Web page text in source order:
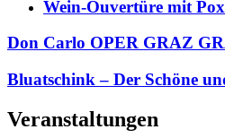
Wein-Ouvertüre mit
Don Carlo OPER GRAZ
Bluatschink – Der Schöne
Veranstaltungen